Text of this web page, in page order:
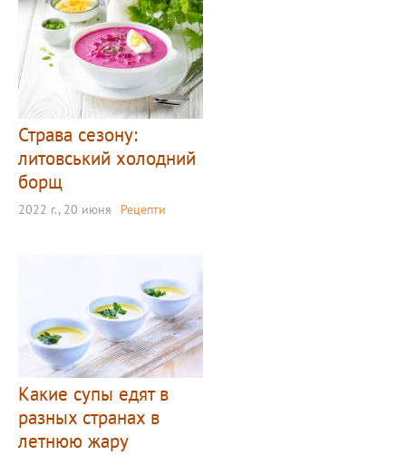
Страва сезону:
литовський холодний
борщ
2022 г., 20 июня Рецепти
Какие супы едят в
разных странах в
летнюю жару